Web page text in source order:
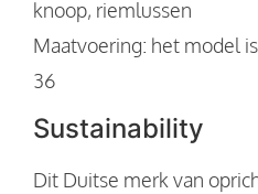
knoop, riemlussen
Maatvoering: het model
36
Sustainability
Dit Duitse merk van